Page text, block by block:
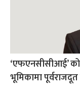
‘एफएनसीसीआई’
भूमिकामा